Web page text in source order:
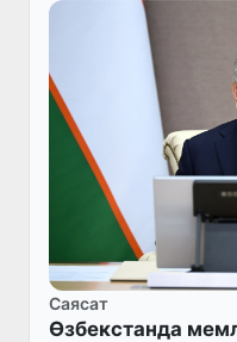
Саясат
Өзбекстанда